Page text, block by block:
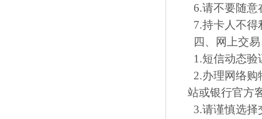
6.请不要随意
7.持卡人不
四、网上交易
1.短信动态
2.办理网络
站或银行官方
3.请谨慎选